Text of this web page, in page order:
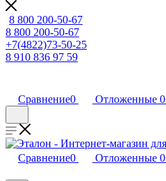
8 800 200-50-67
8 800 200-50-67
+7(4822)73-50-25
8 910 836 97 59
Сравнение0 Отложенные 0
Сравнение0 Отложенные 0